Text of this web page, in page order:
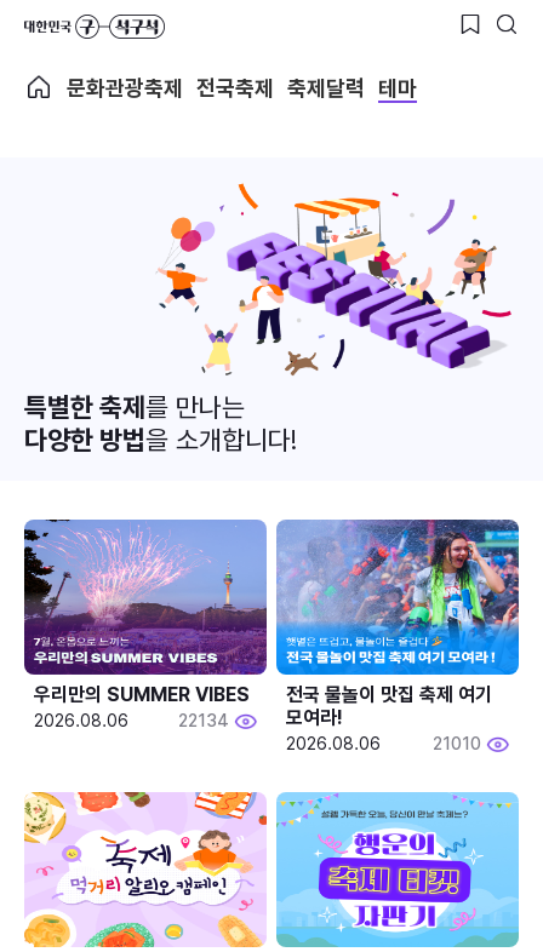
문화관광축제 전국축제 축제달력 테마
특별한 축제를 만나는
다양한 방법을 소개합니다!
우리만의 SUMMER VIBES
2026.08.06 22134
전국 물놀이 맛집 축제 여기
모여라!
2026.08.06 21010